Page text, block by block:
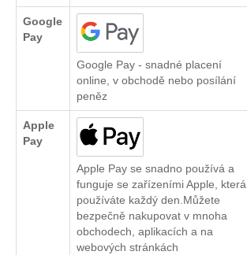
Google
Pay
Google Pay - snadné placení
online, v obchodě nebo posílání
peněz
Apple
Pay
Apple Pay se snadno používá a
funguje se zařízeními Apple, která
používáte každý den.Můžete
bezpečně nakupovat v mnoha
obchodech, aplikacích a na
webových stránkách